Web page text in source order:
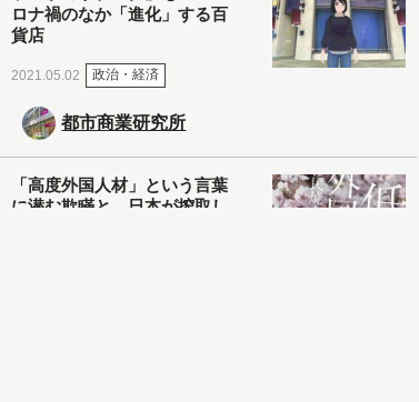
ロナ禍のなか「進化」する百
貨店
2021.05.02 政治・経済
都市商業研究所
「高度外国人材」という言葉
に潜む欺瞞と、日本が搾取し